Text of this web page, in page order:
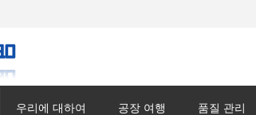
우리에 대하여 공장 여행 품질 관리